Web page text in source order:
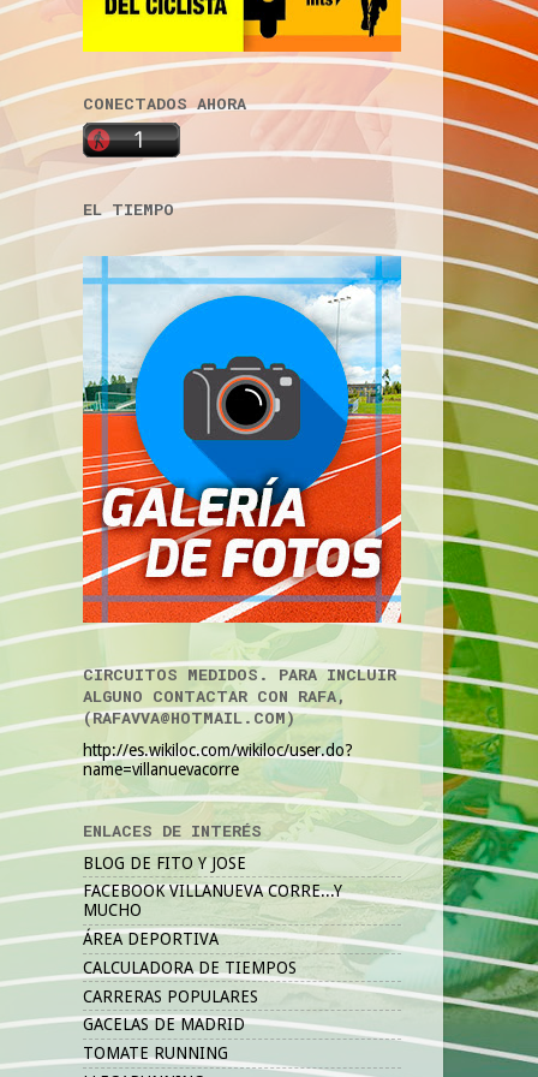
CONECTADOS AHORA
EL TIEMPO
CIRCUITOS MEDIDOS. PARA INCLUIR
ALGUNO CONTACTAR CON RAFA,
(RAFAVVA@HOTMAIL.COM)
http://es.wikiloc.com/wikiloc/user.do?
name=villanuevacorre
ENLACES DE INTERÉS
BLOG DE FITO Y JOSE
FACEBOOK VILLANUEVA CORRE...Y
MUCHO
ÁREA DEPORTIVA
CALCULADORA DE TIEMPOS
CARRERAS POPULARES
GACELAS DE MADRID
TOMATE RUNNING